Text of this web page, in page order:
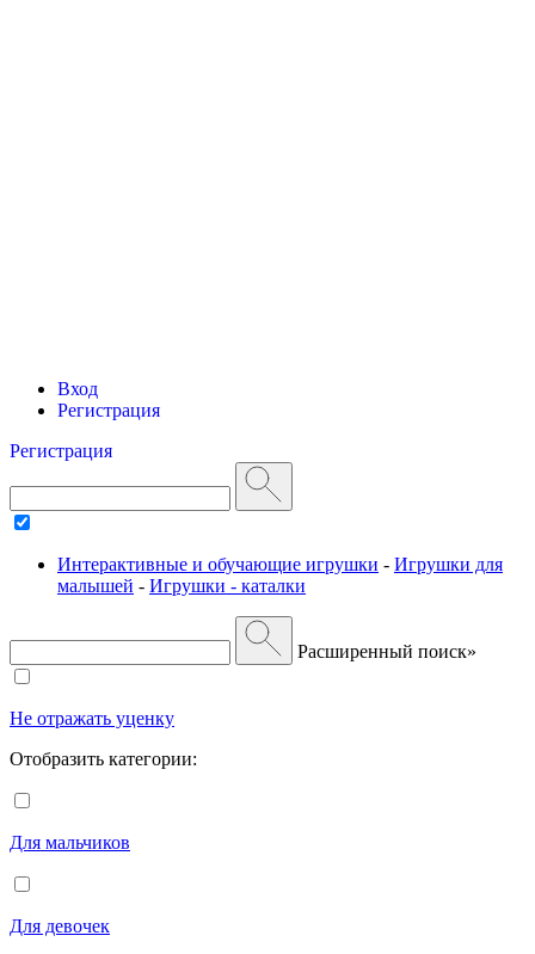
Вход
Регистрация
Регистрация
Интерактивные и обучающие игрушки - Игрушки для
малышей - Игрушки - каталки
Расширенный поиск»
Не отражать уценку
Отобразить категории:
Для мальчиков
Для девочек